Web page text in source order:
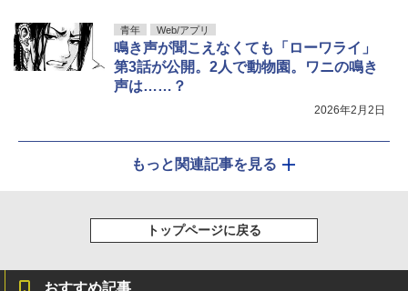
青年 Web/アプリ
鳴き声が聞こえなくても「ローワライ」
第3話が公開。2人で動物園。ワニの鳴き
声は……？
2026年2月2日
もっと関連記事を見る
トップページに戻る